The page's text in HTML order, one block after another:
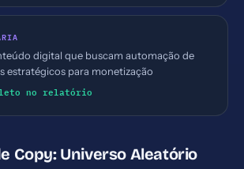
digital que buscam automação de
estratégicos para monetização
no relatório
Copy: Universo Aleatório